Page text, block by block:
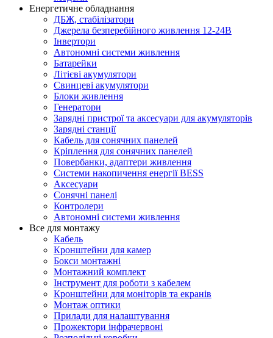
Енергетичне обладнання
ДБЖ, стабілізатори
Джерела безперебійного живлення 12-24В
Інвертори
Автономні системи живлення
Батарейки
Літієві акумулятори
Свинцеві акумулятори
Блоки живлення
Генератори
Зарядні пристрої та аксесуари для акумуляторів
Зарядні станції
Кабель для сонячних панелей
Кріплення для сонячних панелей
Повербанки, адаптери живлення
Системи накопичення енергії BESS
Аксесуари
Сонячні панелі
Контролери
Автономні системи живлення
Все для монтажу
Кабель
Кронштейни для камер
Бокси монтажні
Монтажний комплект
Інструмент для роботи з кабелем
Кронштейни для моніторів та екранів
Монтаж оптики
Прилади для налаштування
Прожектори інфрачервоні